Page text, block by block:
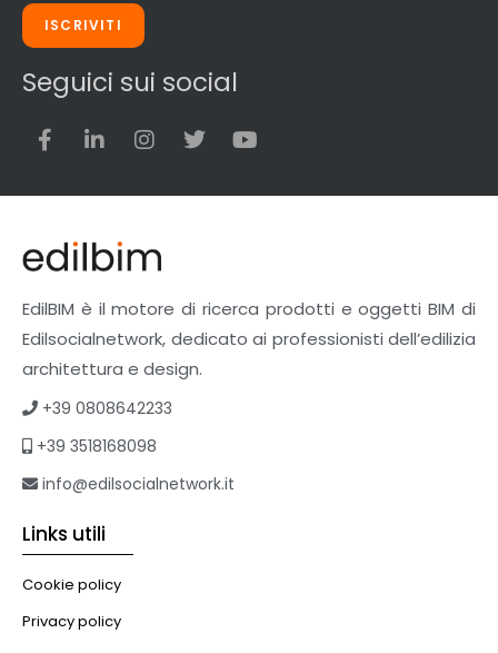
Strumenti di rilievo e misurazione
Strutture
Superfici
Teli
Veicoli multiuso
Pavimenti e rivestimenti
Pavimenti industriali
Sistemi giardini pensili
Supporti per esterni
Tetti verdi
eBook
Formazione professionale
Illuminazione
ISCRIVITI
Seguici sui social
EdilBIM è il motore di ricerca prodotti e oggetti BIM di
Edilsocialnetwork, dedicato ai professionisti dell’edilizia
architettura e design.
+39 0808642233
+39 3518168098
info@edilsocialnetwork.it
Links utili
Cookie policy
Privacy policy